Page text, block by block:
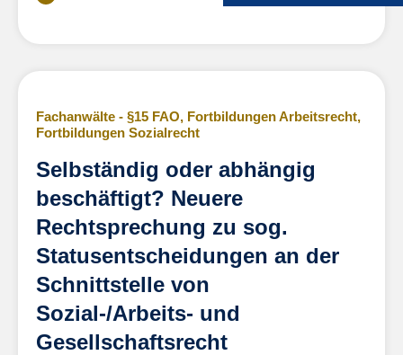
Fachanwälte - §15 FAO, Fortbildungen Arbeitsrecht,
Fortbildungen Sozialrecht
Selbständig oder abhängig
beschäftigt? Neuere
Rechtsprechung zu sog.
Statusentscheidungen an der
Schnittstelle von
Sozial-/Arbeits- und
Gesellschaftsrecht